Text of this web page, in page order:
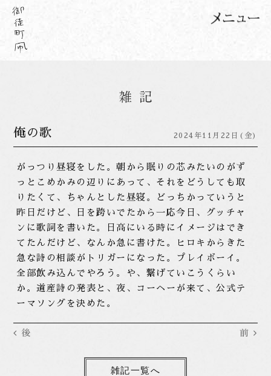
俺の歌 2024年11月22日(金)
がっつり昼寝をした。朝から眠りの芯みたいのがず
っとこめかみの辺りにあって、それをどうしても取
りたくて、ちゃんとした昼寝。どっちかっていうと
昨日だけど、日を跨いでたから一応今日、グッチャ
ンに歌詞を書いた。日高にいる時にイメージはでき
てたんだけど、なんか急に書けた。ヒロキからきた
急な詩の相談がトリガーになった。プレイボーイ。
全部飲み込んでやろう。や、繋げていこうくらい
か。道産詩の発表と、夜、コーヘーが来て、公式テ
ーマソングを決めた。
後 前
雑記一覧へ